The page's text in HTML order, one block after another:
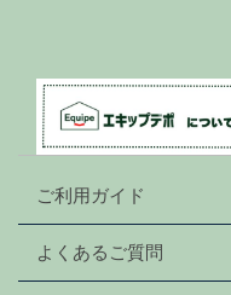
ご利用ガイド
よくあるご質問